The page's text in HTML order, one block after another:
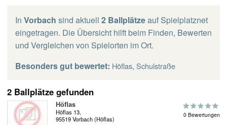
In Vorbach sind aktuell 2 Ballplätzeauf Spielplatznet
eingetragen. Die Übersicht hilft beim Finden, Bewerten
und Vergleichen von Spielorten im Ort.
Besonders gut bewertet: Höflas, Schulstraße
2 Ballplätze gefunden
Höflas
Höflas 13,
95519 Vorbach (Höflas)
0 Bewertungen